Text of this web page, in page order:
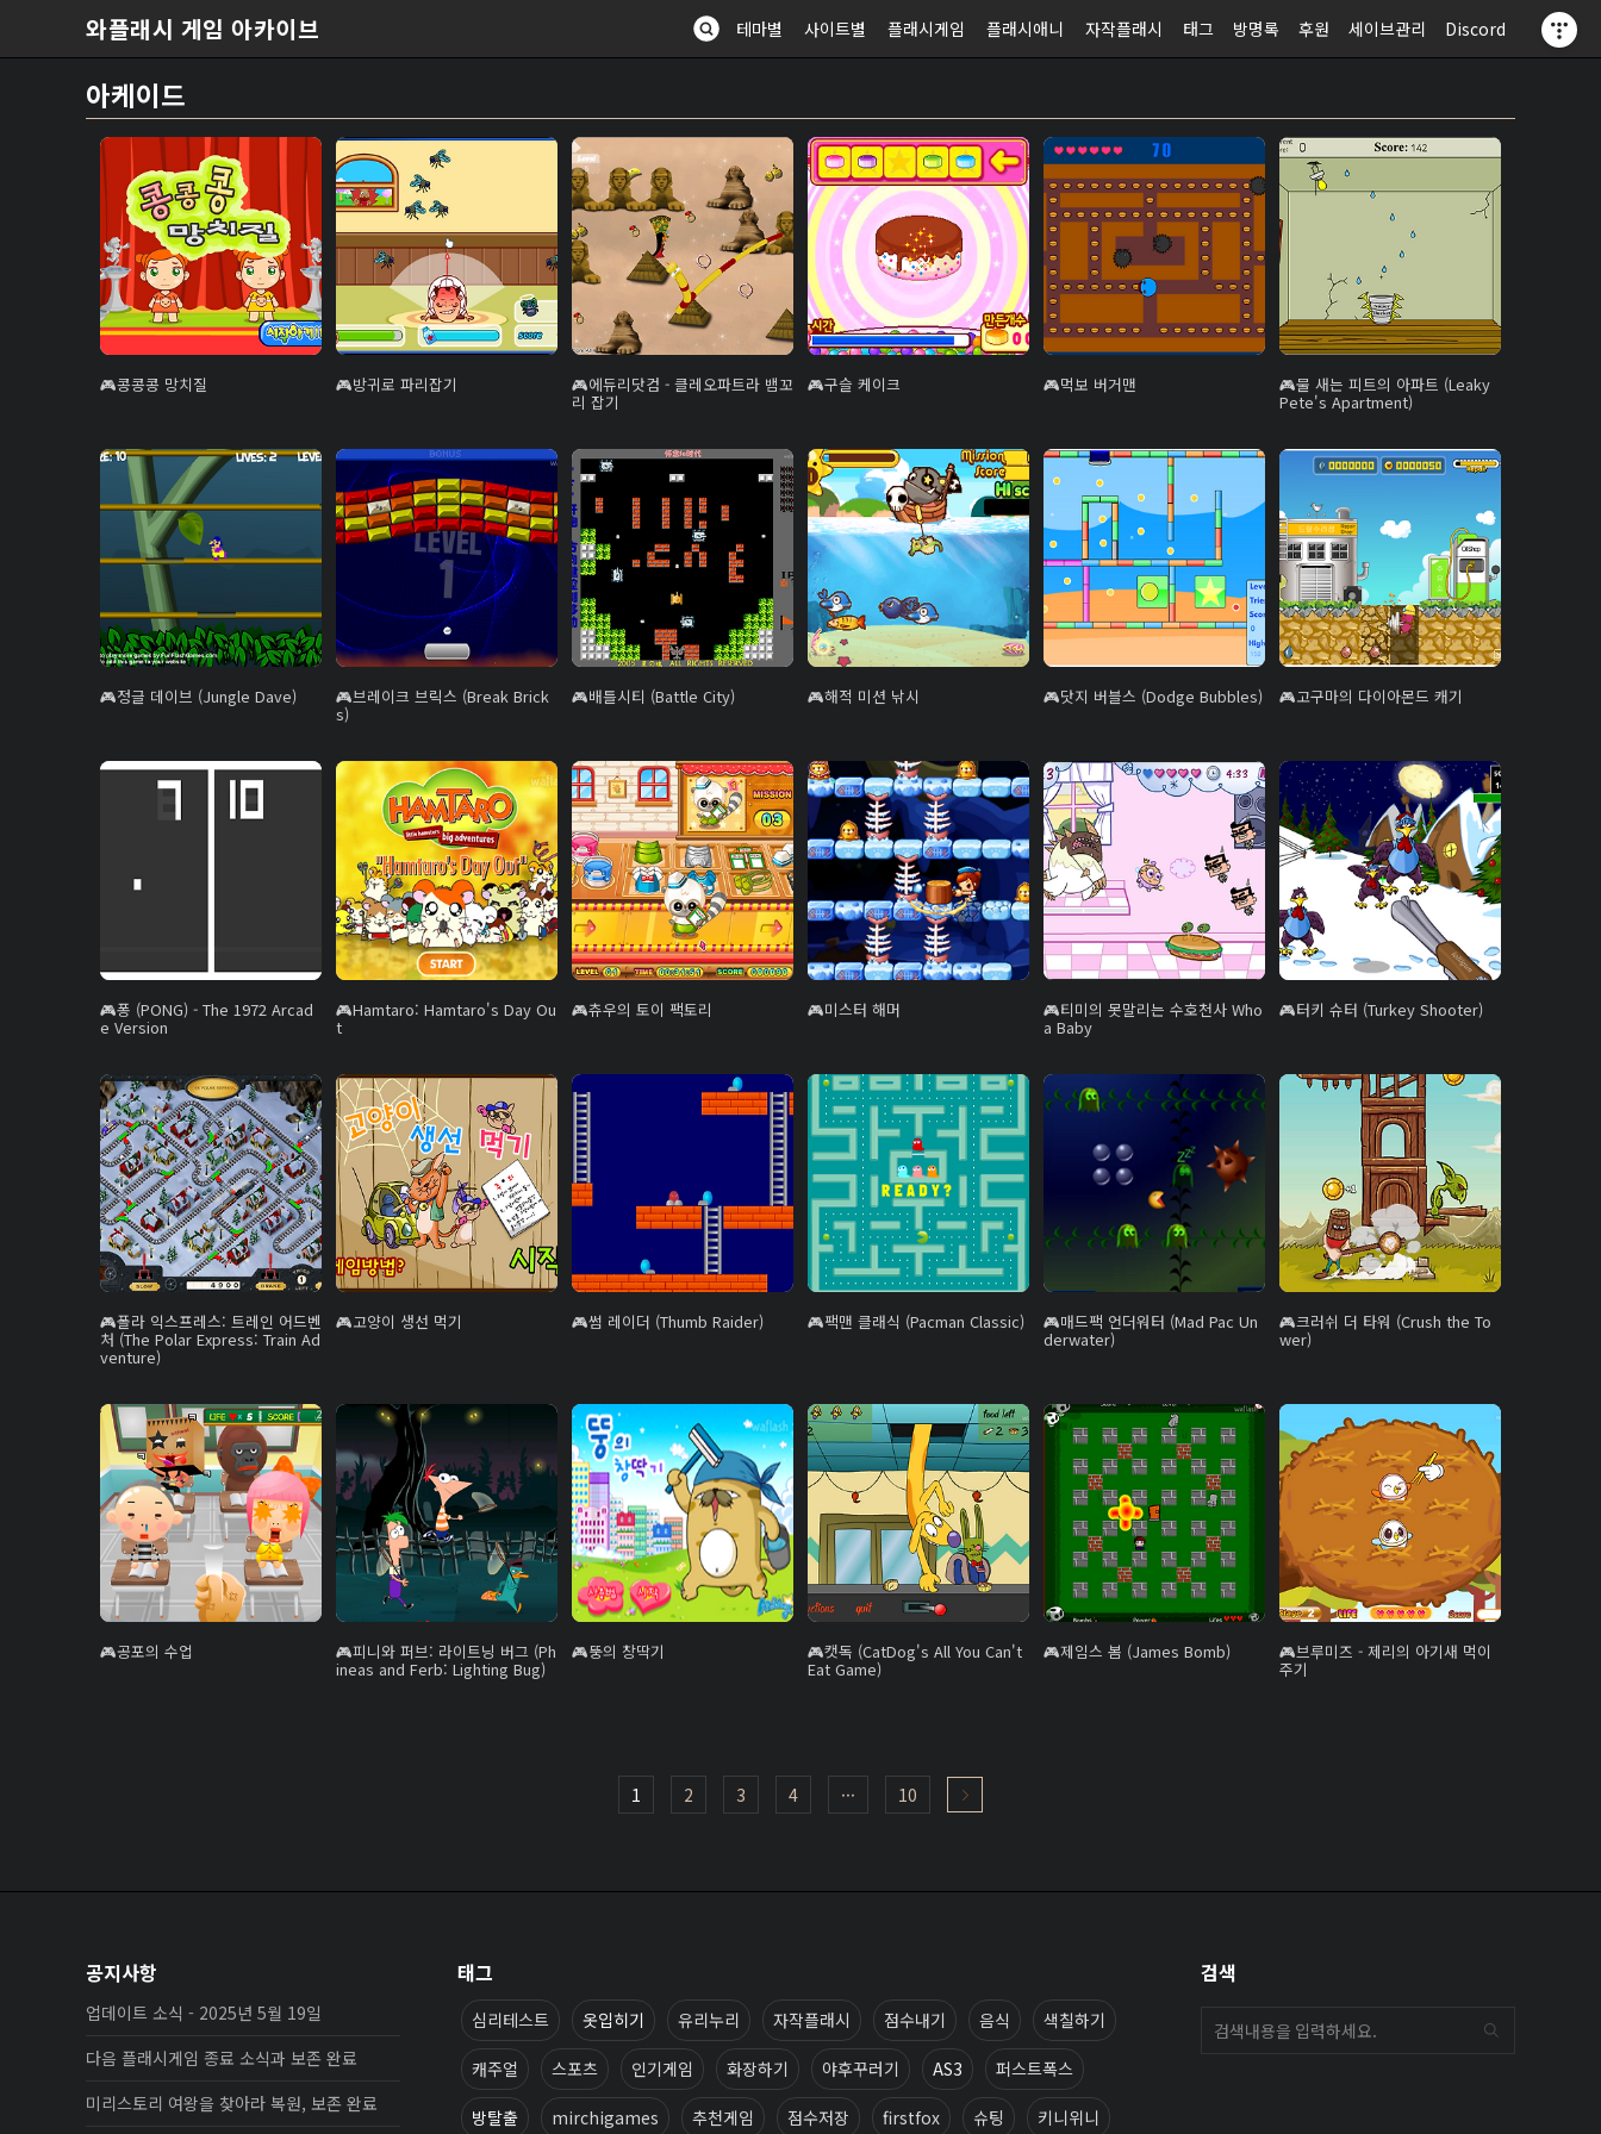
와플래시 게임 아카이브 테마별 사이트별 플래시게임 플래시애니 자작플래시 태그 방명록 후원 세이브관리 Discord
아케이드
콩콩콩 망치질 방귀로 파리잡기 에듀리닷컴 - 클레오파트라 뱀꼬
리 잡기
구슬 케이크 먹보 버거맨 물 새는 피트의 아파트 (Leaky
Pete's Apartment)
정글 데이브 (Jungle Dave) 브레이크 브릭스 (Break Brick
s)
배틀시티 (Battle City) 해적 미션 낚시 닷지 버블스 (Dodge Bubbles) 고구마의 다이아몬드 캐기
퐁 (PONG) - The 1972 Arcad
e Version
Hamtaro: Hamtaro's Day Ou
t
츄우의 토이 팩토리 미스터 해머 티미의 못말리는 수호천사 Who
a Baby
터키 슈터 (Turkey Shooter)
폴라 익스프레스: 트레인 어드벤
처 (The Polar Express: Train Ad
venture)
고양이 생선 먹기 썸 레이더 (Thumb Raider) 팩맨 클래식 (Pacman Classic) 매드팩 언더워터 (Mad Pac Un
derwater)
크러쉬 더 타워 (Crush the To
wer)
공포의 수업 피니와 퍼브: 라이트닝 버그 (Ph
ineas and Ferb: Lighting Bug)
뚱의 창딱기 캣독 (CatDog's All You Can't
Eat Game)
제임스 봄 (James Bomb) 브루미즈 - 제리의 아기새 먹이
주기
1 2 3 4 ··· 10
공지사항
업데이트 소식 - 2025년 5월 19일
다음 플래시게임 종료 소식과 보존 완료
미리스토리 여왕을 찾아라 복원, 보존 완료
태그
심리테스트 옷입히기 유리누리 자작플래시 점수내기 음식 색칠하기
캐주얼 스포츠 인기게임 화장하기 야후꾸러기 AS3 퍼스트폭스
방탈출 mirchigames 추천게임 점수저장 firstfox 슈팅 키니위니
검색